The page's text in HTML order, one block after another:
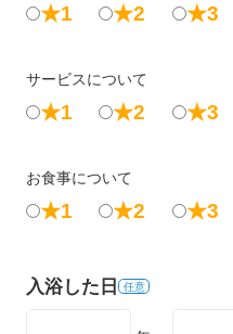
★1 ★2 ★3
サービスについて
★1 ★2 ★3
お食事について
★1 ★2 ★3
入浴した日 任意